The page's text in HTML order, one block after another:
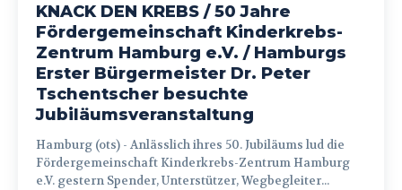
KNACK DEN KREBS / 50 Jahre
Fördergemeinschaft Kinderkrebs-
Zentrum Hamburg e.V. / Hamburgs
Erster Bürgermeister Dr. Peter
Tschentscher besuchte
Jubiläumsveranstaltung
Hamburg (ots) - Anlässlich ihres 50. Jubiläums lud die
Fördergemeinschaft Kinderkrebs-Zentrum Hamburg
e.V. gestern Spender, Unterstützer, Wegbegleiter...